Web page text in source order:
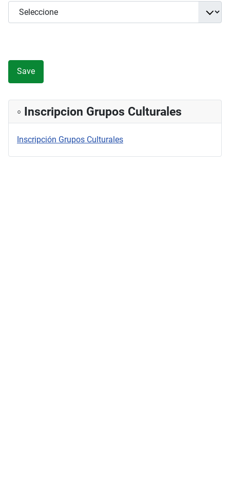
◦ Inscripcion Grupos Culturales
Inscripción Grupos Culturales
Save